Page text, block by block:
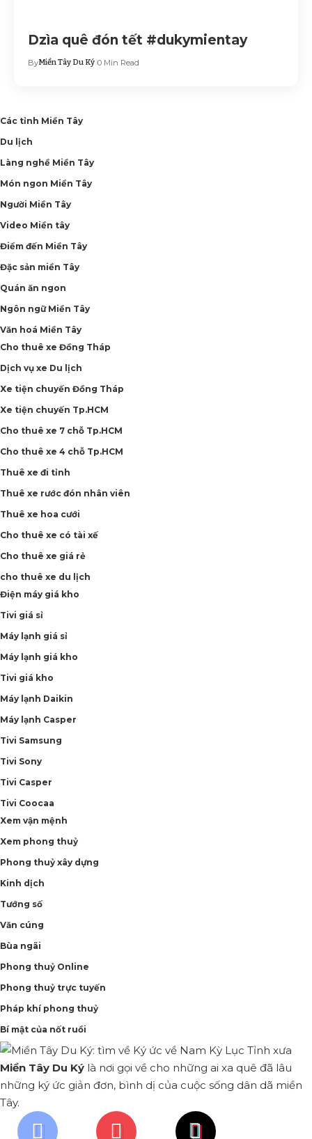
Dzìa quê đón tết #dukymientay
ByMiền Tây Du Ký 0 Min Read
Các tỉnh Miền Tây
Du lịch
Làng nghề Miền Tây
Món ngon Miền Tây
Người Miền Tây
Video Miền tây
Điểm đến Miền Tây
Đặc sản miền Tây
Quán ăn ngon
Ngôn ngữ Miền Tây
Văn hoá Miền Tây
Cho thuê xe Đồng Tháp
Dịch vụ xe Du lịch
Xe tiện chuyến Đồng Tháp
Xe tiện chuyến Tp.HCM
Cho thuê xe 7 chỗ Tp.HCM
Cho thuê xe 4 chỗ Tp.HCM
Thuê xe đi tỉnh
Thuê xe rước đón nhân viên
Thuê xe hoa cưới
Cho thuê xe có tài xế
Cho thuê xe giá rẻ
cho thuê xe du lịch
Điện máy giá kho
Tivi giá sỉ
Máy lạnh giá sỉ
Máy lạnh giá kho
Tivi giá kho
Máy lạnh Daikin
Máy lạnh Casper
Tivi Samsung
Tivi Sony
Tivi Casper
Tivi Coocaa
Xem vận mệnh
Xem phong thuỷ
Phong thuỷ xây dựng
Kinh dịch
Tướng số
Văn cúng
Bùa ngãi
Phong thuỷ Online
Phong thuỷ trực tuyến
Pháp khí phong thuỷ
Bí mật của nốt ruồi
Miền Tây Du Ký là nơi gọi về cho những ai xa quê đã lâu
những ký ức giản đơn, bình dị của cuộc sống dân dã miền
Tây.